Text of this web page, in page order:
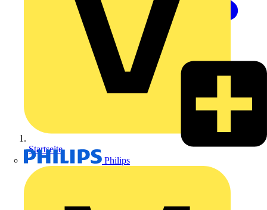
Philips
Startseite